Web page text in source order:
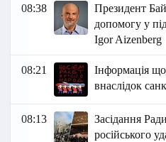
08:38
Президент
допомогу у
Igor Aizenberg
08:21
Інформація
внаслідок
08:13
Засідання
російського